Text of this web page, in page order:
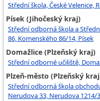
Střední škola, České Velenice,
Písek (Jihočeský kraj)
Střední odborná škola a
86, Komenského 86/14, Písek
Domažlice (Plzeňský kraj)
Střední odborné učiliště,
Plzeň-město (Plzeňský
Střední odborná škola
Nerudova 33, Nerudova 1214/